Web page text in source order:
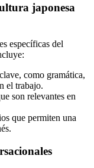
japonesa
específicas del
como gramática,
el trabajo.
son relevantes en
que permiten una